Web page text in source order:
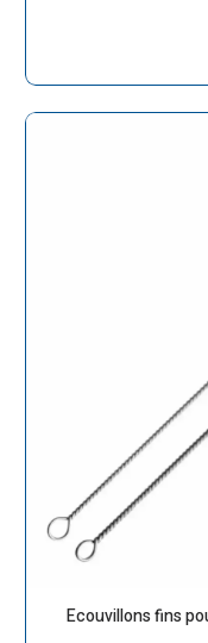
Ecouvillons fins